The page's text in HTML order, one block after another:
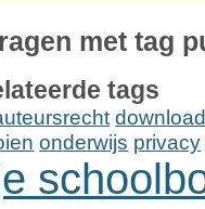
met tag
tags
onderwijs privacy